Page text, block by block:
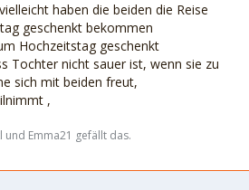
haben die beiden die Reise
geschenkt bekommen
Hochzeitstag geschenkt
Tochter nicht sauer ist, wenn sie zu
sich mit beiden freut,
,
und Emma21 gefällt das.